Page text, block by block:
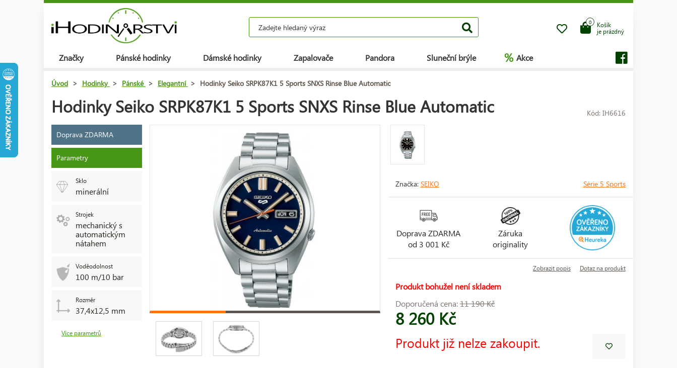
Košík
je prázdný
0
Značky Pánské hodinky Dámské hodinky Zapalovače Pandora Sluneční brýle % Akce
Úvod > Hodinky > Pánské > Elegantní > Hodinky Seiko SRPK87K1 5 Sports SNXS Rinse Blue Automatic
Hodinky Seiko SRPK87K1 5 Sports SNXS Rinse Blue Automatic Kód: IH6616
Doprava ZDARMA
Parametry
Sklo
minerální
Strojek
mechanický s
automatickým
nátahem
Voděodolnost
100 m/10 bar
Rozměr
37,4x12,5 mm
Více parametrů
Značka: SEIKO Série 5 Sports
Doprava ZDARMA
od 3 001 Kč
Záruka
originality
Zobrazit popis Dotaz na produkt
Produkt bohužel není skladem
Doporučená cena:11 190 Kč
8 260 Kč
Produkt již nelze zakoupit.